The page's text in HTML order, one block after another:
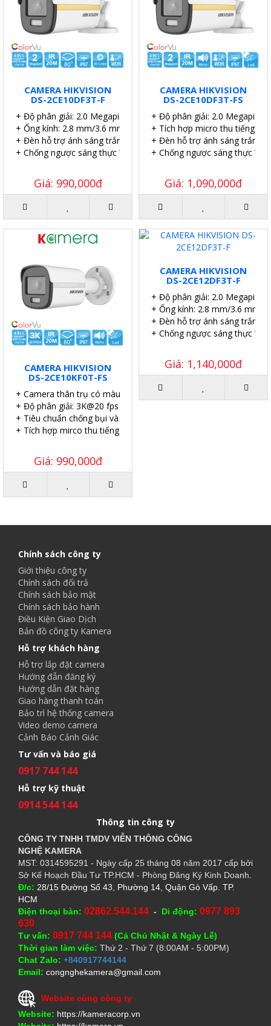
CAMERA HIKVISION
DS-2CE10DF3T-F
+ Độ phân giải: 2.0 Megapixel.
+ Ống kính: 2.8 mm/3.6 mm/6 mm.
+ Đèn hỗ trợ ánh sáng trắng lên đến 20 mét.
+ Chống ngược sáng thực WDR 130dB.
Giá: 990,000đ
CAMERA HIKVISION
DS-2CE10DF3T-FS
+ Độ phân giải: 2.0 Megapixel.
+ Tích hợp micro thu tiếng.
+ Đèn hỗ trợ ánh sáng trắng
+ Chống ngược sáng thực
Giá: 1,090,000đ
CAMERA HIKVISION
DS-2CE10KF0T-FS
+ Camera thân trụ có màu vào ban đêm.
+ Độ phân giải: 3K@20 fps (mặc định).
+ Tiêu chuẩn chống bụi và nước: IP67
+ Tích hợp mirco thu tiếng.
Giá: 990,000đ
CAMERA HIKVISION
DS-2CE12DF3T-F
+ Độ phân giải: 2.0 Megapixel.
+ Ống kính: 2.8 mm/3.6 mm/6
+ Đèn hỗ trợ ánh sáng trắng
+ Chống ngược sáng thực
Giá: 1,140,000đ
Chính sách công ty
Giới thiệu công ty
Chính sách đổi trả
Chính sách bảo mật
Chính sách bảo hành
Điều Kiện Giao Dịch
Bản đồ công ty Kamera
Hỗ trợ khách hàng
Hỗ trợ lắp đặt camera
Hướng đẫn đăng ký
Hướng dẫn đặt hàng
Giao hàng thanh toán
Bảo trì hệ thống camera
Video demo camera
Cảnh Báo Cảnh Giác
Tư vấn và báo giá
0917 744 144
Hỗ trợ kỹ thuật
0914 544 144
Thông tin công ty
CÔNG TY TNHH TMDV VIỄN THÔNG CÔNG
NGHỆ KAMERA
MST: 0314595291 - Ngày cấp 25 tháng 08 năm 2017 cấp bởi
Sở Kế Hoạch Đầu Tư TP.HCM - Phòng Đăng Ký Kinh Doanh.
Đ/c: 28/15 Đường Số 43, Phường 14, Quận Gò Vấp. TP.
HCM
Điện thoại bàn: 02862.544.144 - Di động: 0977 893
630
Tư vấn: 0917 744 144 (Cả Chủ Nhật & Ngày Lễ)
Thời gian làm việc: Thứ 2 - Thứ 7 (8:00AM - 5:00PM)
Chat Zalo: +840917744144
Email: congnghekamera@gmail.com
Website cùng công ty
Website: https://kameracorp.vn